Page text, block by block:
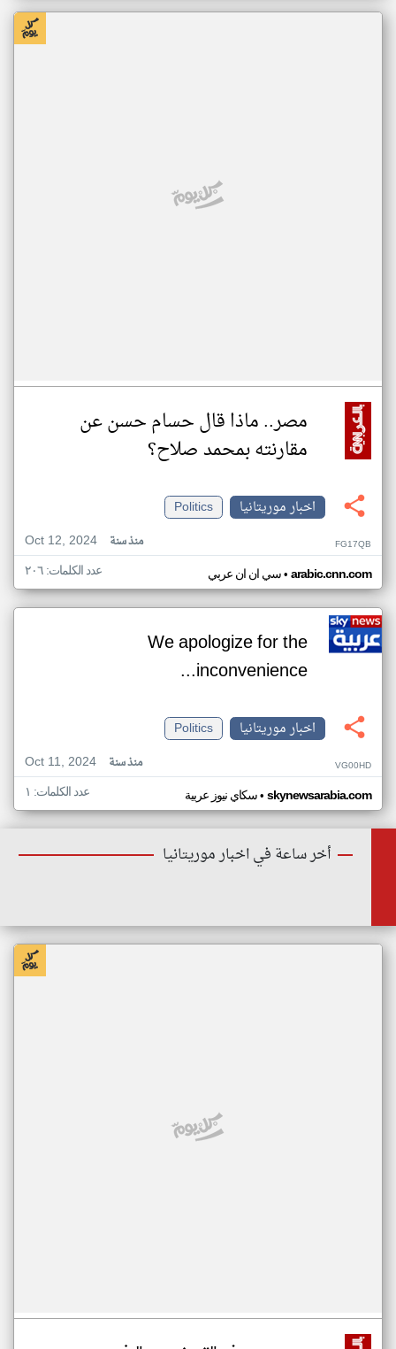
مصر.. ماذا قال حسام حسن عن
مقارنته بمحمد صلاح؟
اخبار موريتانيا
Politics
Oct 12, 2024
منذ سنة FG17QB
سي ان ان عربي• arabic.cnn.com عدد الكلمات: ٢٠٦
We apologize for the
inconvenience...
اخبار موريتانيا
Politics
Oct 11, 2024
منذ سنة VG00HD
سكاي نيوز عربية• skynewsarabia.com عدد الكلمات: ١
أخر ساعة في اخبار موريتانيا